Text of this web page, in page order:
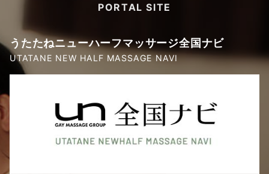
PORTAL SITE
うたたねニューハーフマッサージ全国ナビ
UTATANE NEW HALF MASSAGE NAVI